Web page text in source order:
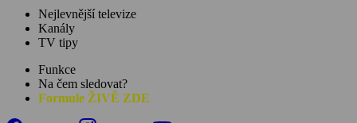
Nejlevnější televize
Kanály
TV tipy
Funkce
Na čem sledovat?
Formule ŽIVĚ ZDE